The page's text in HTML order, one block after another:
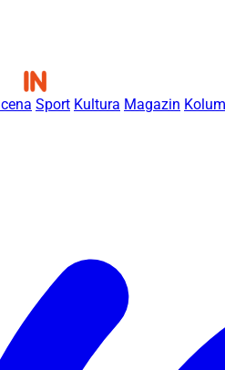
Sport Kultura Magazin